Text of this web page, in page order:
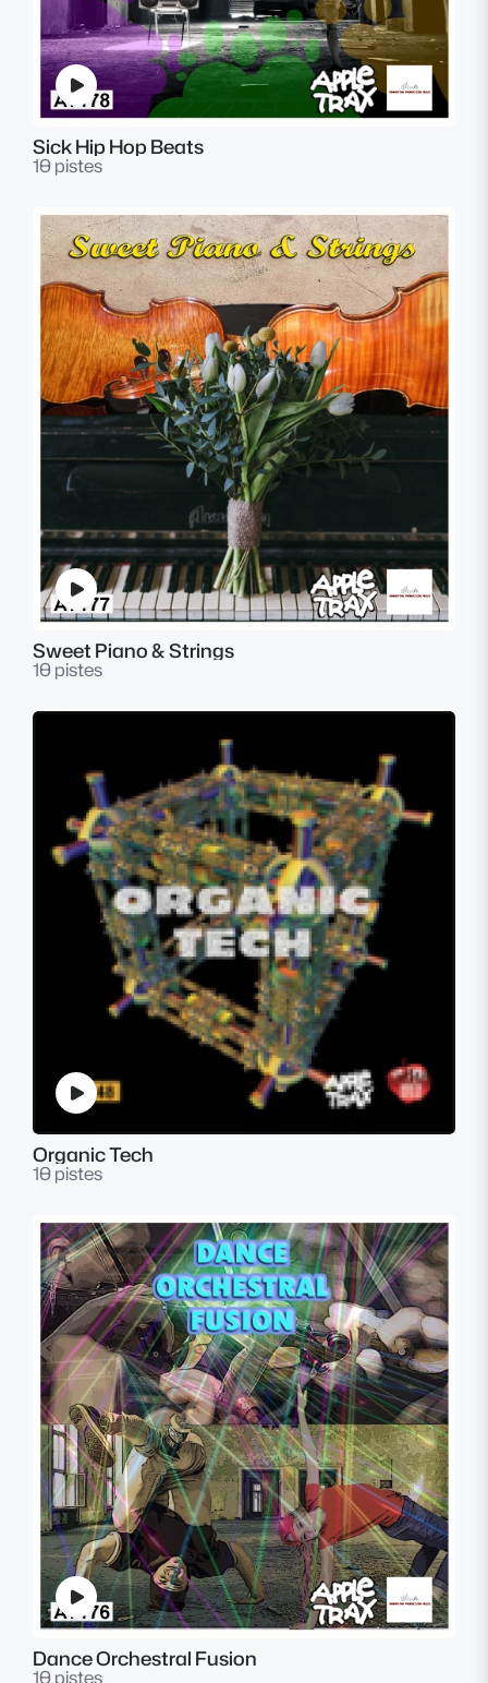
Sick Hip Hop Beats
10 pistes
Sweet Piano & Strings
10 pistes
Organic Tech
10 pistes
Dance Orchestral Fusion
10 pistes